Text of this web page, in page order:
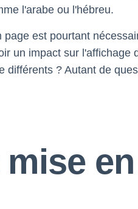
l'arabe ou l'hébreu.
est pourtant
un impact sur l'affichage
différents ? Autant de